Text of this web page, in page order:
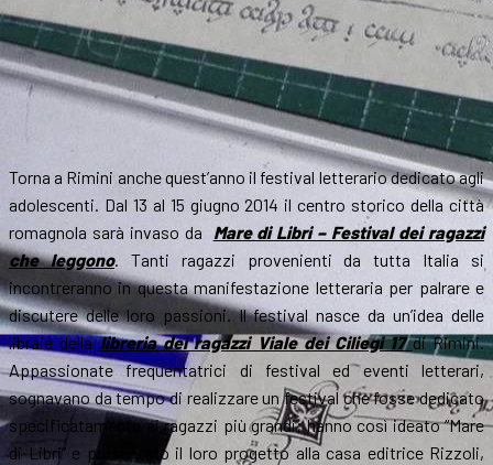
Torna a Rimini anche quest’anno il festival letterario dedicato agli
adolescenti. Dal 13 al 15 giugno 2014 il centro storico della città
romagnola sarà invaso da Mare di Libri – Festival dei ragazzi
che leggono. Tanti ragazzi provenienti da tutta Italia si
incontreranno in questa manifestazione letteraria per palrare e
discutere delle loro passioni. Il festival nasce da un’idea delle
libraie dellalibreria dei ragazzi Viale dei Ciliegi 17di Rimini.
Appassionate frequentatrici di festival ed eventi letterari,
sognavano da tempo di realizzare un festival che fosse dedicato
specificatamente ai ragazzi più grandi; hanno così ideato “Mare
di Libri” e presentato il loro progetto alla casa editrice Rizzoli,